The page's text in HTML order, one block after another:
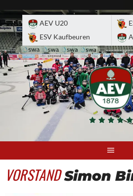
to
content
AEV U20
ESV Kaufbeuren
VORSTANDSimon